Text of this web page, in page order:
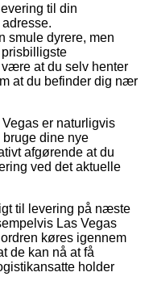
til din
smule dyrere, men
at du selv henter
at du befinder dig nær
er naturligvis
dine nye
afgørende at du
ved det aktuelle
til levering på næste
Las Vegas
køres igennem
de kan nå at få
holder